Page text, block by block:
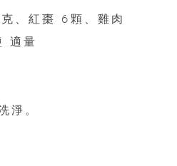
、紅棗 6顆、雞肉
適量
淨。